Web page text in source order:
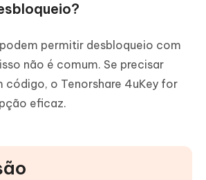
permitir desbloqueio com
não é comum. Se precisar
código, o Tenorshare 4uKey for
eficaz.